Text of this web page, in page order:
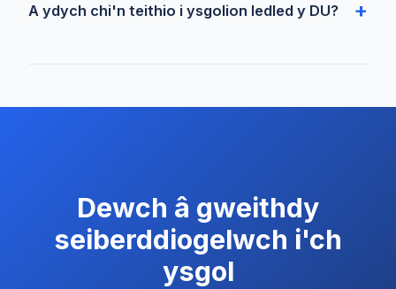
A ydych chi'n teithio i ysgolion ledled y DU?
Dewch â gweithdy
seiberddiogelwch i'ch
ysgol